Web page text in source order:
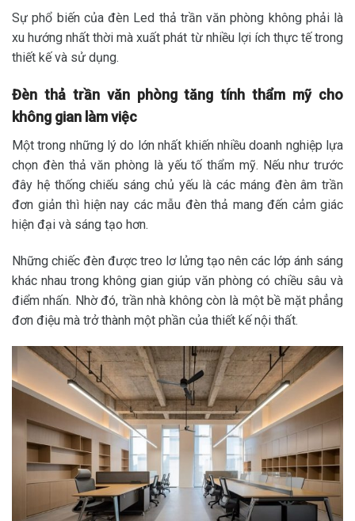
Sự phổ biến của đèn Led thả trần văn phòng không phải là
xu hướng nhất thời mà xuất phát từ nhiều lợi ích thực tế trong
thiết kế và sử dụng.
Đèn thả trần văn phòng tăng tính thẩm mỹ cho
không gian làm việc
Một trong những lý do lớn nhất khiến nhiều doanh nghiệp lựa
chọn đèn thả văn phòng là yếu tố thẩm mỹ. Nếu như trước
đây hệ thống chiếu sáng chủ yếu là các máng đèn âm trần
đơn giản thì hiện nay các mẫu đèn thả mang đến cảm giác
hiện đại và sáng tạo hơn.
Những chiếc đèn được treo lơ lửng tạo nên các lớp ánh sáng
khác nhau trong không gian giúp văn phòng có chiều sâu và
điểm nhấn. Nhờ đó, trần nhà không còn là một bề mặt phẳng
đơn điệu mà trở thành một phần của thiết kế nội thất.